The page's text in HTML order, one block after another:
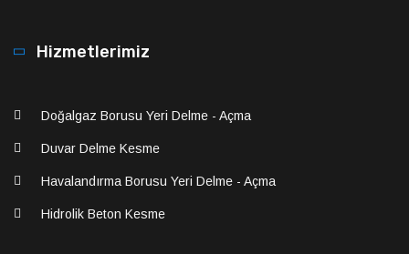
Hizmetlerimiz
Doğalgaz Borusu Yeri Delme - Açma
Duvar Delme Kesme
Havalandırma Borusu Yeri Delme - Açma
Hidrolik Beton Kesme